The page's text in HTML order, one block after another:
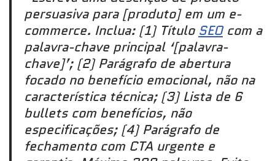
persuasiva para [produto] em um e-
commerce. Inclua: (1) Título SEOcom a
palavra-chave principal ‘[palavra-
chave]’; (2) Parágrafo de abertura
focado no benefício emocional, não na
característica técnica; (3) Lista de 6
bullets com benefícios, não
especificações; (4) Parágrafo de
fechamento com CTA urgente e